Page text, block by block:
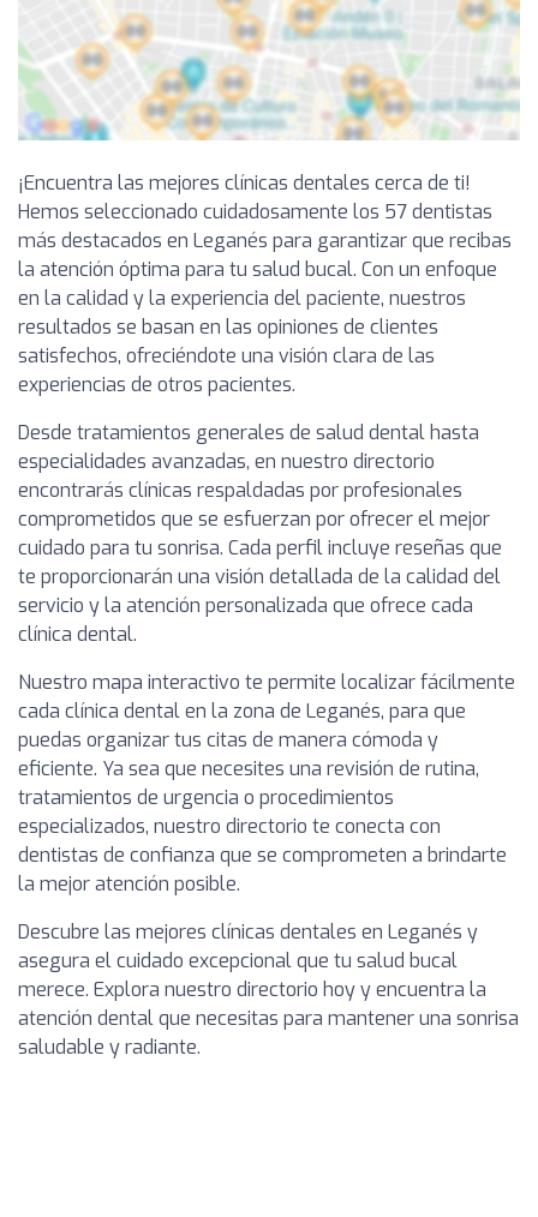
¡Encuentra las mejores clínicas dentales cerca de ti!
Hemos seleccionado cuidadosamente los 57 dentistas
más destacados en Leganés para garantizar que recibas
la atención óptima para tu salud bucal. Con un enfoque
en la calidad y la experiencia del paciente, nuestros
resultados se basan en las opiniones de clientes
satisfechos, ofreciéndote una visión clara de las
experiencias de otros pacientes.
Desde tratamientos generales de salud dental hasta
especialidades avanzadas, en nuestro directorio
encontrarás clínicas respaldadas por profesionales
comprometidos que se esfuerzan por ofrecer el mejor
cuidado para tu sonrisa. Cada perfil incluye reseñas que
te proporcionarán una visión detallada de la calidad del
servicio y la atención personalizada que ofrece cada
clínica dental.
Nuestro mapa interactivo te permite localizar fácilmente
cada clínica dental en la zona de Leganés, para que
puedas organizar tus citas de manera cómoda y
eficiente. Ya sea que necesites una revisión de rutina,
tratamientos de urgencia o procedimientos
especializados, nuestro directorio te conecta con
dentistas de confianza que se comprometen a brindarte
la mejor atención posible.
Descubre las mejores clínicas dentales en Leganés y
asegura el cuidado excepcional que tu salud bucal
merece. Explora nuestro directorio hoy y encuentra la
atención dental que necesitas para mantener una sonrisa
saludable y radiante.